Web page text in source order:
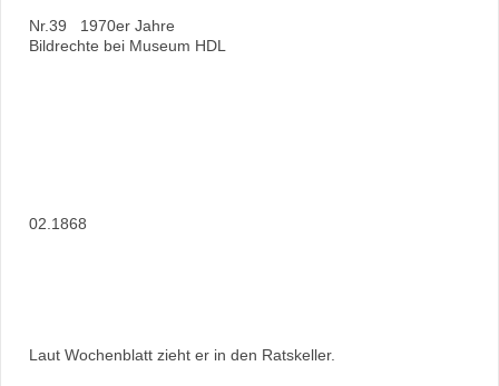
Nr.39 1970er Jahre
Bildrechte bei Museum HDL
02.1868
Laut Wochenblatt zieht er in den Ratskeller.